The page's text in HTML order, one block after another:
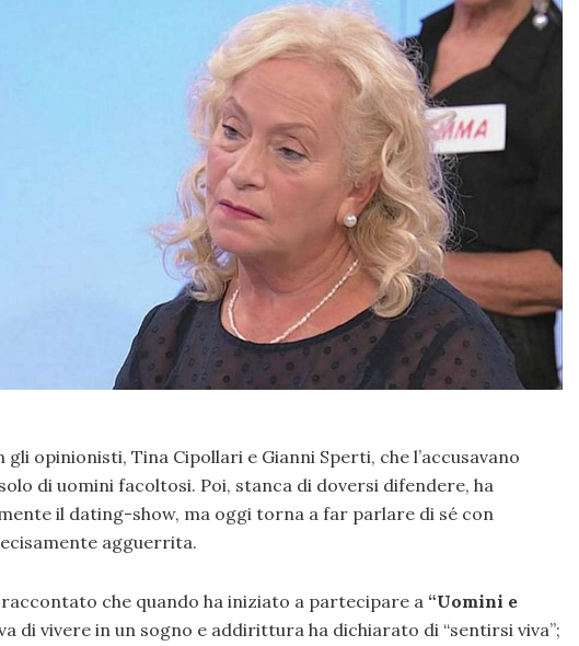
gli opinionisti, Tina Cipollari e Gianni Sperti, che l’accusavano
di uomini facoltosi. Poi, stanca di doversi difendere, ha
il dating-show, ma oggi torna a far parlare di sé con
agguerrita.
raccontato che quando ha iniziato a partecipare a “Uomini e
di vivere in un sogno e addirittura ha dichiarato di “sentirsi viva”;